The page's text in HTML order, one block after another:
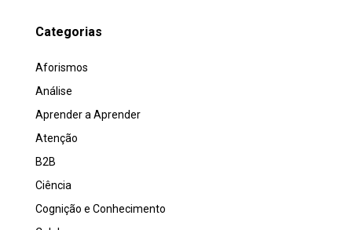
Categorias
Aforismos
Análise
Aprender a Aprender
Atenção
B2B
Ciência
Cognição e Conhecimento